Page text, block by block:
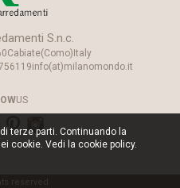
S.n.c.
Cabiate(Como) Italy
info(at)milanomondo.it
US
reserved
terze parti. Continuando la
cookie. Vedi la cookie policy.